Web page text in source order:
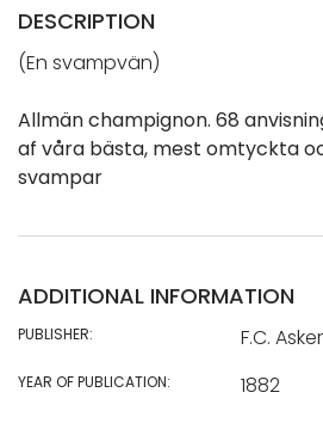
DESCRIPTION
(En svampvän)
Allmän champignon. 68
af våra bästa, mest omtyckta
svampar
ADDITIONAL INFORMATION
PUBLISHER: F.C.
YEAR OF PUBLICATION: 1882